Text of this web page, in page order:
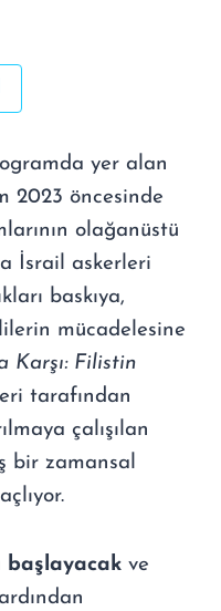
yer alan
2023 öncesinde
olağanüstü
İsrail askerleri
baskıya,
mücadelesine
Karşı: Filistin
tarafından
çalışılan
bir zamansal
başlayacak ve